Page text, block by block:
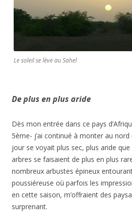
Le soleil se lève au Sahel
De plus en plus aride
Dès mon entrée dans ce pays
5ème- j’ai continué à monter au
jour se voyait plus sec, plus aride
arbres se faisaient de plus en plus
nombreux arbustes épineux
poussiéreuse où parfois les
en cette saison, m’offraient des
surprenant.